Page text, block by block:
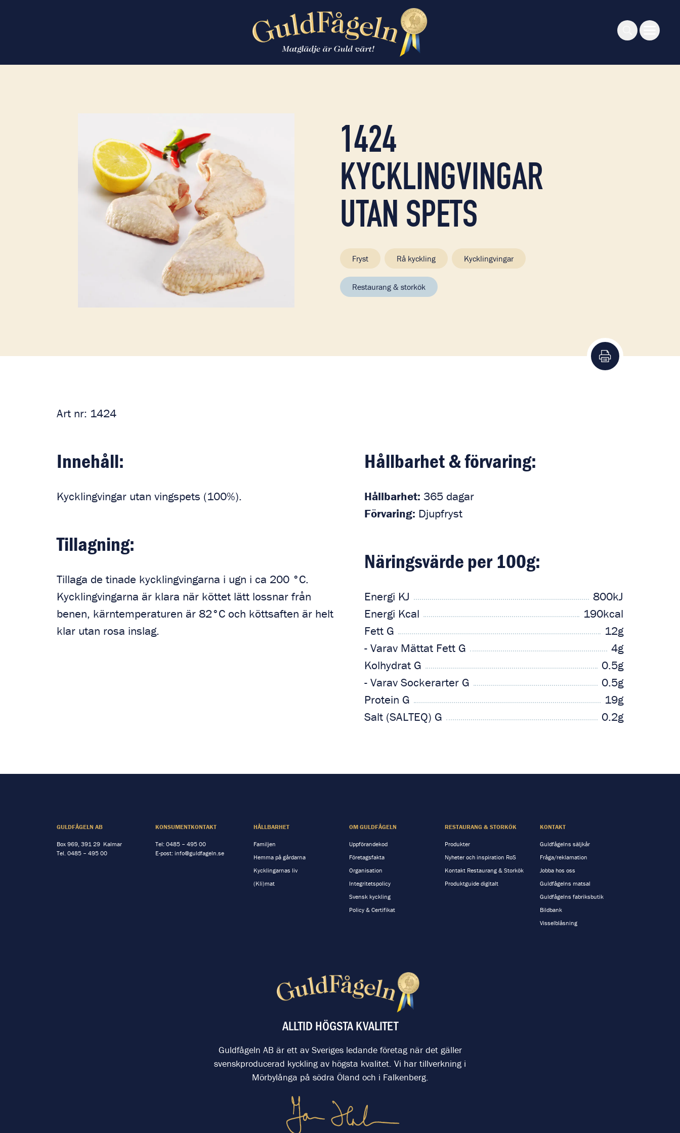
1424
KYCKLINGVINGAR
UTAN SPETS
Fryst Rå kyckling Kycklingvingar
Restaurang & storkök
Skriv ut recept
Art nr: 1424
Innehåll:
Kycklingvingar utan vingspets (100%).
Tillagning:
Tillaga de tinade kycklingvingarna i ugn i ca 200 °C.
Kycklingvingarna är klara när köttet lätt lossnar från
benen, kärntemperaturen är 82°C och köttsaften är helt
klar utan rosa inslag.
Hållbarhet & förvaring:
Hållbarhet: 365 dagar
Förvaring: Djupfryst
Näringsvärde per 100g:
Energi KJ
800kJ
Energi Kcal
190kcal
Fett G
12g
- Varav Mättat Fett G
4g
Kolhydrat G
0.5g
- Varav Sockerarter G
0.5g
Protein G
19g
Salt (SALTEQ) G
0.2g
GULDFÅGELN AB
Box 969, 391 29 Kalmar
Tel. 0485 – 495 00
KONSUMENTKONTAKT
Tel: 0485 – 495 00
E-post: info@guldfageln.se
HÅLLBARHET
Familjen
Hemma på gårdarna
Kycklingarnas liv
(Kli)mat
OM GULDFÅGELN
Uppförandekod
Företagsfakta
Organisation
Integritetspolicy
Svensk kyckling
Policy & Certifikat
RESTAURANG & STORKÖK
Produkter
Nyheter och inspiration RoS
Kontakt Restaurang & Storkök
Produktguide digitalt
KONTAKT
Guldfågelns säljkår
Fråga/reklamation
Jobba hos oss
Guldfågelns matsal
Guldfågelns fabriksbutik
Bildbank
Visselblåsning
ALLTID HÖGSTA KVALITET
Guldfågeln AB är ett av Sveriges ledande företag när det gäller
svenskproducerad kyckling av högsta kvalitet. Vi har tillverkning i
Mörbylånga på södra Öland och i Falkenberg.